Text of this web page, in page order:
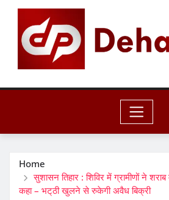
Home
सुशासन तिहार : शिविर में ग्रामीणों ने
कहा – भट्‌ठी खुलने से रुकेगी अवैध बिक्री